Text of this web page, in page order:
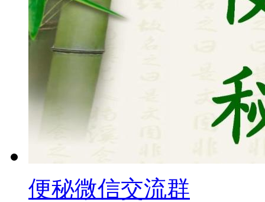
便秘微信交流群